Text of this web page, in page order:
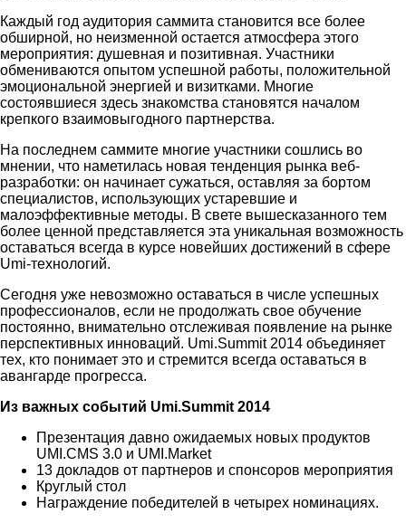
Каждый год аудитория саммита становится все более
обширной, но неизменной остается атмосфера этого
мероприятия: душевная и позитивная. Участники
обмениваются опытом успешной работы, положительной
эмоциональной энергией и визитками. Многие
состоявшиеся здесь знакомства становятся началом
крепкого взаимовыгодного партнерства.
На последнем саммите многие участники сошлись во
мнении, что наметилась новая тенденция рынка веб-
разработки: он начинает сужаться, оставляя за бортом
специалистов, использующих устаревшие и
малоэффективные методы. В свете вышесказанного тем
более ценной представляется эта уникальная возможность
оставаться всегда в курсе новейших достижений в сфере
Umi-технологий.
Сегодня уже невозможно оставаться в числе успешных
профессионалов, если не продолжать свое обучение
постоянно, внимательно отслеживая появление на рынке
перспективных инноваций. Umi.Summit 2014 объединяет
тех, кто понимает это и стремится всегда оставаться в
авангарде прогресса.
Из важных событий Umi.Summit 2014
Презентация давно ожидаемых новых продуктов
UMI.CMS 3.0 и UMI.Market
13 докладов от партнеров и спонсоров мероприятия
Круглый стол
Награждение победителей в четырех номинациях.